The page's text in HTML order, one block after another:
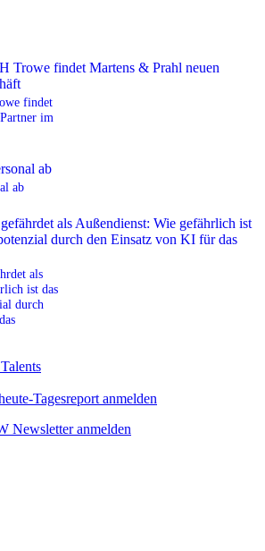
findet
im
ab
als
ist das
durch